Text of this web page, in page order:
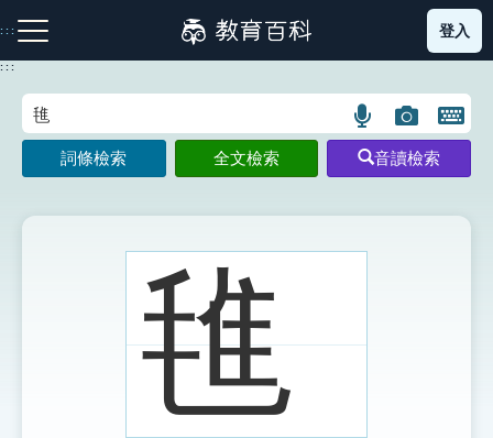
到
主
:::
注音索引圖示 筆畫索引圖示 部首索引表圖示
登入
:::
語
言
搜
示
圖
片
搜
開
鍵
圖
詞條檢索 全文檢索 音讀檢索
㲝